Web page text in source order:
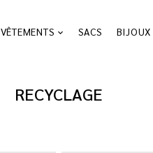
VÊTEMENTS SACS BIJOUX
RECYCLAGE